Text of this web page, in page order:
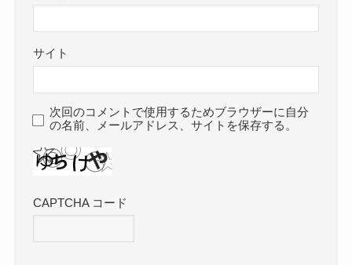
サイト
次回のコメントで使用するためブラウザーに自分
の名前、メールアドレス、サイトを保存する。
CAPTCHA コード